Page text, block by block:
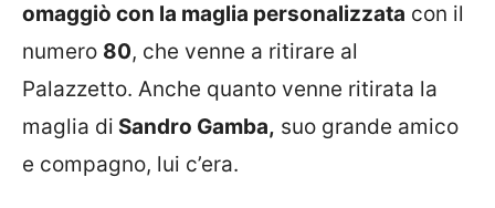
omaggiò con la maglia personalizzata con il
numero 80, che venne a ritirare al
Palazzetto. Anche quanto venne ritirata la
maglia di Sandro Gamba, suo grande amico
e compagno, lui c’era.